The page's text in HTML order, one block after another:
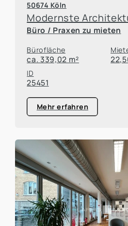
50674 Köln
Büro / Praxen zu mieten
Bürofläche
ca. 339,02 m²
ID
25451
Mehr erfahren